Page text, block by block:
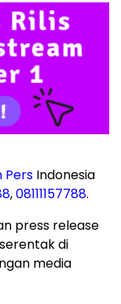
Pers Indonesia
,08111157788.
press release
di
media